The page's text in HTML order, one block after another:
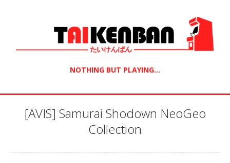
NOTHING BUT PLAYING...
[AVIS] Samurai Shodown NeoGeo
Collection